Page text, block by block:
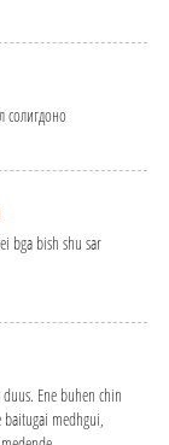
солигдоно
bga bish shu sar
Ene buhen chin
medhgui,